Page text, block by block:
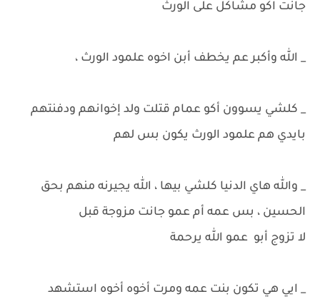
جانت اكو مشاكل على الورث
_ الله وأكبر عم يخطف أبن اخوه علمود الورث ،
_ كلشي يسوون أكو عمام قتلت ولد إخوانهم ودفنتهم
بايدي هم علمود الورث يكون بس لهم
_ والله هاي الدنيا كلشي بيها ، الله يجيرنه منهم بحق
الحسين ، بس عمه أم عمو جانت مزوجة قبل
لا تزوج أبو عمو الله يرحمة
_ ايي هي تكون بنت عمه ومرت أخوه أخوه استشهد